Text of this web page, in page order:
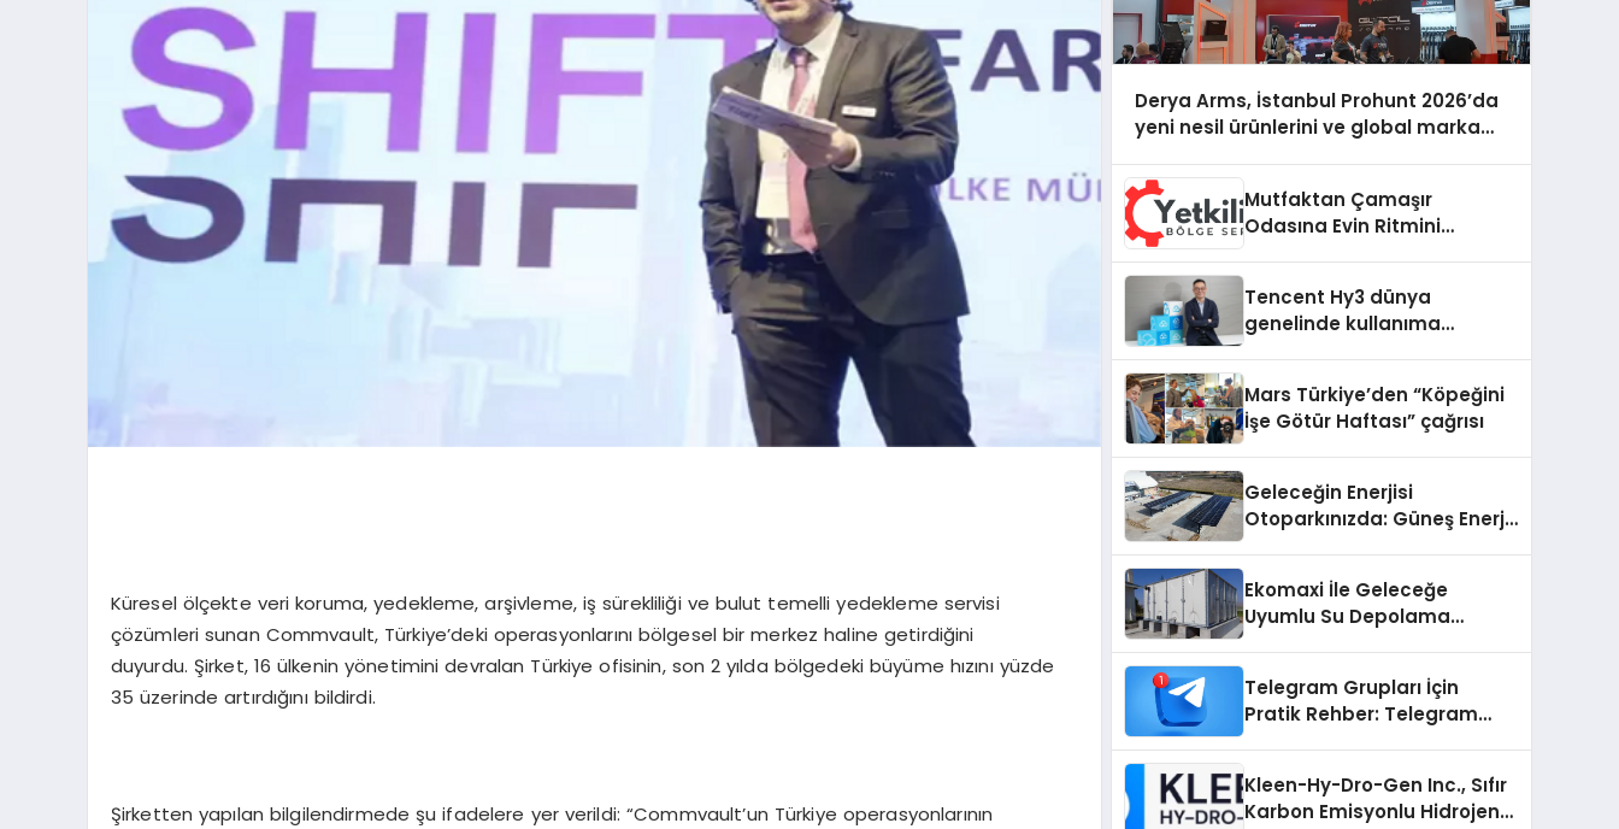
Küresel ölçekte veri koruma, yedekleme, arşivleme, iş sürekliliği ve bulut temelli yedekleme servisi
çözümleri sunan Commvault, Türkiye’deki operasyonlarını bölgesel bir merkez haline getirdiğini
duyurdu. Şirket, 16 ülkenin yönetimini devralan Türkiye ofisinin, son 2 yılda bölgedeki büyüme hızını yüzde
35 üzerinde artırdığını bildirdi.
Şirketten yapılan bilgilendirmede şu ifadelere yer verildi: “Commvault’un Türkiye operasyonlarının
Derya Arms, İstanbul Prohunt 2026’da
yeni nesil ürünlerini ve global marka
Mutfaktan Çamaşır
Odasına Evin Ritmini
Destek Deneyimi
Tencent Hy3 dünya
genelinde kullanıma
Mars Türkiye’den “Köpeğini
İşe Götür Haftası” çağrısı
Geleceğin Enerjisi
Otoparkınızda: Güneş Enerjili
Ekomaxi İle Geleceğe
Uyumlu Su Depolama
Telegram Grupları İçin
Pratik Rehber: Telegram
Kleen-Hy-Dro-Gen Inc., Sıfır
Karbon Emisyonlu Hidrojen